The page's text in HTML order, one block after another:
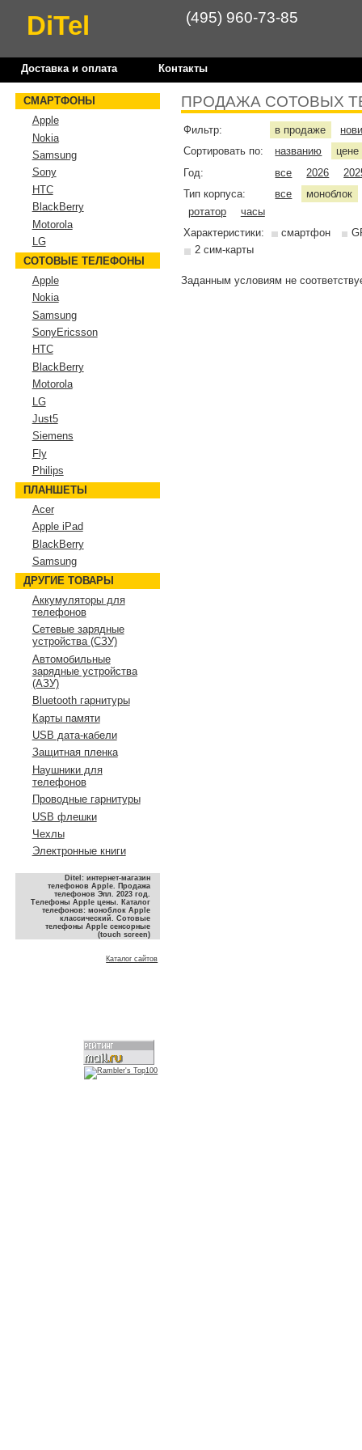
DiTel (495) 960-73-85
Доставка и оплата Контакты
ПРОДАЖА СОТОВЫХ
Фильтр: в продаже
Сортировать по:
названию
цене
Год:
все 2026
Тип корпуса:
все
моноблок
ротатор
часы
Характеристики:
смартфон
2 сим-карты
Заданным условиям не
СМАРТФОНЫ
Apple
Nokia
Samsung
Sony
HTC
BlackBerry
Motorola
LG
СОТОВЫЕ ТЕЛЕФОНЫ
Apple
Nokia
Samsung
SonyEricsson
HTC
BlackBerry
Motorola
LG
Just5
Siemens
Fly
Philips
ПЛАНШЕТЫ
Acer
Apple iPad
BlackBerry
Samsung
ДРУГИЕ ТОВАРЫ
Аккумуляторы для
телефонов
Сетевые зарядные
устройства (СЗУ)
Автомобильные
зарядные устройства
(АЗУ)
Bluetooth гарнитуры
Карты памяти
USB дата-кабели
Защитная пленка
Наушники для
телефонов
Проводные гарнитуры
USB флешки
Чехлы
Электронные книги
Ditel: интернет-магазин
телефонов Apple. Продажа
телефонов Эпл. 2023 год.
Телефоны Apple цены. Каталог
телефонов: моноблок Apple
классический. Сотовые
телефоны Apple сенсорные
(touch screen)
Каталог сайтов